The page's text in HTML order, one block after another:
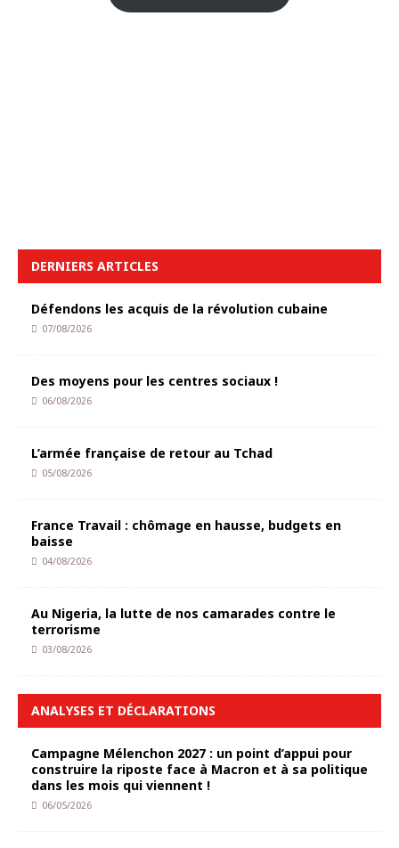
DERNIERS ARTICLES
Défendons les acquis de la révolution cubaine
07/08/2026
Des moyens pour les centres sociaux !
06/08/2026
L’armée française de retour au Tchad
05/08/2026
France Travail : chômage en hausse, budgets en
baisse
04/08/2026
Au Nigeria, la lutte de nos camarades contre le
terrorisme
03/08/2026
ANALYSES ET DÉCLARATIONS
Campagne Mélenchon 2027 : un point d’appui pour
construire la riposte face à Macron et à sa politique
dans les mois qui viennent !
06/05/2026